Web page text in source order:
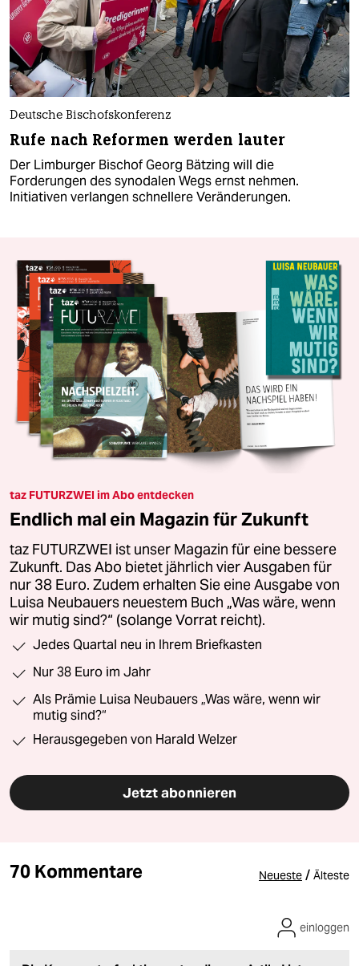
Deutsche Bischofskonferenz
Rufe nach Reformen werden lauter
Der Limburger Bischof Georg Bätzing will die
Forderungen des synodalen Wegs ernst nehmen.
Initiativen verlangen schnellere Veränderungen.
taz FUTURZWEI im Abo entdecken
Endlich mal ein Magazin für Zukunft
taz FUTURZWEI ist unser Magazin für eine bessere
Zukunft. Das Abo bietet jährlich vier Ausgaben für
nur 38 Euro. Zudem erhalten Sie eine Ausgabe von
Luisa Neubauers neuestem Buch „Was wäre, wenn
wir mutig sind?“ (solange Vorrat reicht).
Jedes Quartal neu in Ihrem Briefkasten
Nur 38 Euro im Jahr
Als Prämie Luisa Neubauers „Was wäre, wenn wir
mutig sind?“
Herausgegeben von Harald Welzer
Jetzt abonnieren
70 Kommentare Neueste / Älteste
einloggen